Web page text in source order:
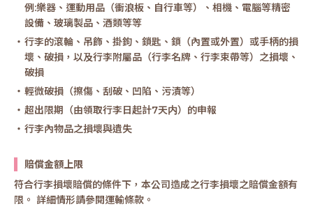
例:樂器、運動用品（衝浪板、自行車等）、相機、電腦等精密
設備、玻璃製品、酒類等等
行李的滾輪、吊飾、掛鉤、鎖匙、鎖（內置或外置）或手柄的損
壞、破損，以及行李附屬品（行李名牌、行李束帶等）之損壞、
破損
輕微破損（擦傷、刮破、凹陷、污漬等）
超出限期（由領取行李日起計7天内）的申報
行李內物品之損壞與遺失
賠償金額上限
符合行李損壞賠償的條件下，本公司造成之行李損壞之賠償金額有
限。 詳細情形請參閱運輸條款。